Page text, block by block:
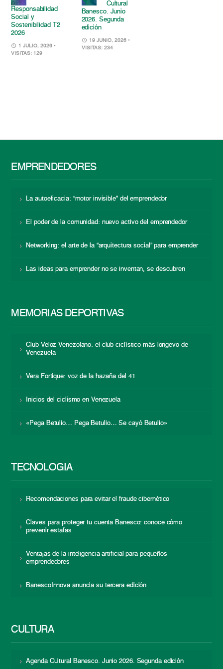
Responsabilidad
Social y
Sostenibilidad T2
2026
1 JULIO, 2026 •
VISITAS: 129
Cultural
Banesco. Junio
2026. Segunda
edición
19 JUNIO, 2026 •
VISITAS: 234
EMPRENDEDORES
La autoeficacia: “motor invisible” del emprendedor
El poder de la comunidad: nuevo activo del emprendedor
Networking: el arte de la “arquitectura social” para emprender
Las ideas para emprender no se inventan, se descubren
MEMORIAS DEPORTIVAS
Club Veloz Venezolano: el club ciclístico más longevo de
Venezuela
Vera Fortique: voz de la hazaña del 41
Inicios del ciclismo en Venezuela
«Pega Betulio… Pega Betulio… Se cayó Betulio»
TECNOLOGÍA
Recomendaciones para evitar el fraude cibernético
Claves para proteger tu cuenta Banesco: conoce cómo
prevenir estafas
Ventajas de la inteligencia artificial para pequeños
emprendedores
BanescoInnova anuncia su tercera edición
CULTURA
Agenda Cultural Banesco. Junio 2026. Segunda edición